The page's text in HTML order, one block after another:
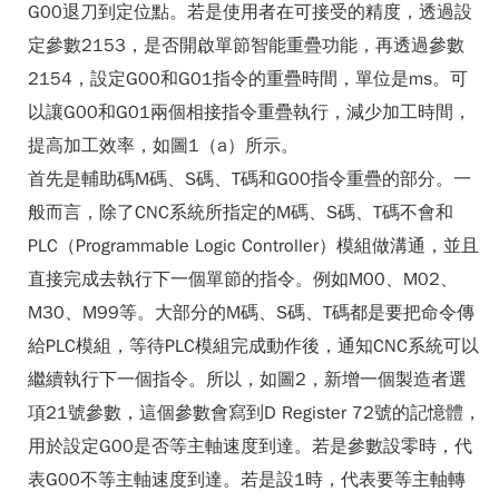
G00退刀到定位點。若是使用者在可接受的精度，透過設
定參數2153，是否開啟單節智能重疊功能，再透過參數
2154，設定G00和G01指令的重疊時間，單位是ms。可
以讓G00和G01兩個相接指令重疊執行，減少加工時間，
提高加工效率，如圖1（a）所示。
首先是輔助碼M碼、S碼、T碼和G00指令重疊的部分。一
般而言，除了CNC系統所指定的M碼、S碼、T碼不會和
PLC（Programmable Logic Controller）模組做溝通，並且
直接完成去執行下一個單節的指令。例如M00、M02、
M30、M99等。大部分的M碼、S碼、T碼都是要把命令傳
給PLC模組，等待PLC模組完成動作後，通知CNC系統可以
繼續執行下一個指令。所以，如圖2，新增一個製造者選
項21號參數，這個參數會寫到D Register 72號的記憶體，
用於設定G00是否等主軸速度到達。若是參數設零時，代
表G00不等主軸速度到達。若是設1時，代表要等主軸轉